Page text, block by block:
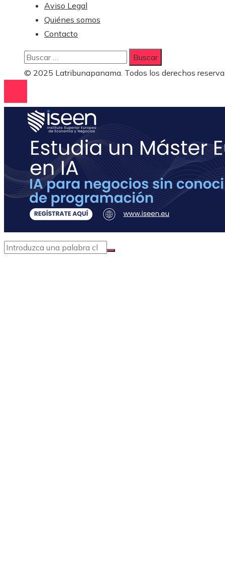
Aviso Legal
Quiénes somos
Contacto
Buscar:
© 2025 Latribunapanama. Todos los derechos